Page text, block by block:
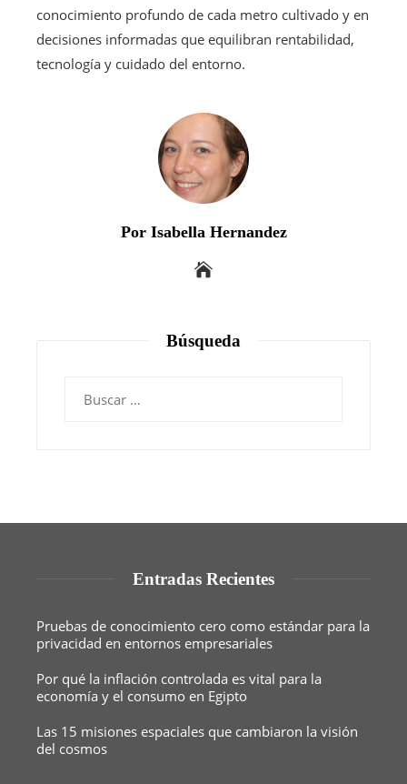
conocimiento profundo de cada metro cultivado y en
decisiones informadas que equilibran rentabilidad,
tecnología y cuidado del entorno.
Por Isabella Hernandez
Búsqueda
Entradas Recientes
Pruebas de conocimiento cero como estándar para la
privacidad en entornos empresariales
Por qué la inflación controlada es vital para la
economía y el consumo en Egipto
Las 15 misiones espaciales que cambiaron la visión
del cosmos